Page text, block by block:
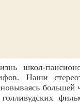
школ-
Наши
большей